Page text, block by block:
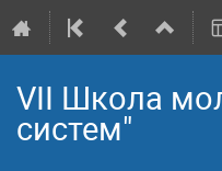
VII Школа
систем"